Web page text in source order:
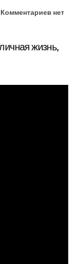
Комментариев нет